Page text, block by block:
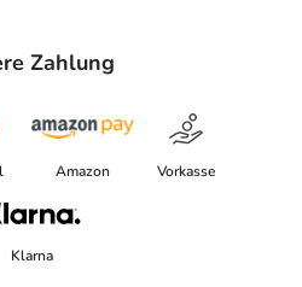
Zahlung
Amazon Vorkasse
Klarna